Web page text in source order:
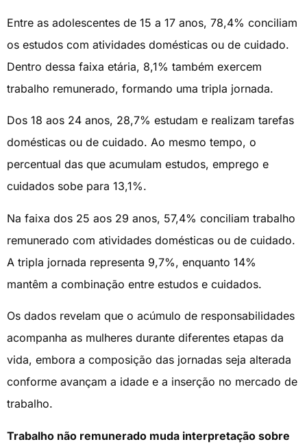
Entre as adolescentes de 15 a 17 anos, 78,4% conciliam
os estudos com atividades domésticas ou de cuidado.
Dentro dessa faixa etária, 8,1% também exercem
trabalho remunerado, formando uma tripla jornada.
Dos 18 aos 24 anos, 28,7% estudam e realizam tarefas
domésticas ou de cuidado. Ao mesmo tempo, o
percentual das que acumulam estudos, emprego e
cuidados sobe para 13,1%.
Na faixa dos 25 aos 29 anos, 57,4% conciliam trabalho
remunerado com atividades domésticas ou de cuidado.
A tripla jornada representa 9,7%, enquanto 14%
mantêm a combinação entre estudos e cuidados.
Os dados revelam que o acúmulo de responsabilidades
acompanha as mulheres durante diferentes etapas da
vida, embora a composição das jornadas seja alterada
conforme avançam a idade e a inserção no mercado de
trabalho.
Trabalho não remunerado muda interpretação sobre